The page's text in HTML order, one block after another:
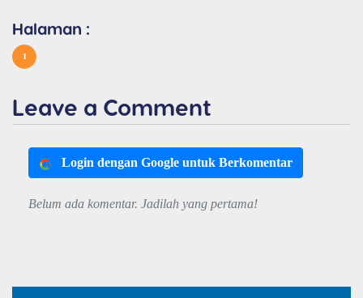
Halaman :
1
Leave a Comment
Login dengan Google untuk Berkomentar
Belum ada komentar. Jadilah yang pertama!